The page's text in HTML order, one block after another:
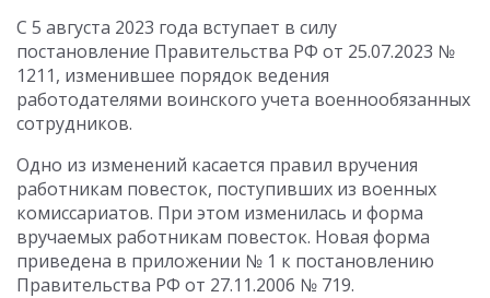
С 5 августа 2023 года вступает в силу
постановление Правительства РФ от 25.07.2023 №
1211, изменившее порядок ведения
работодателями воинского учета военнообязанных
сотрудников.
Одно из изменений касается правил вручения
работникам повесток, поступивших из военных
комиссариатов. При этом изменилась и форма
вручаемых работникам повесток. Новая форма
приведена в приложении № 1 к постановлению
Правительства РФ от 27.11.2006 № 719.